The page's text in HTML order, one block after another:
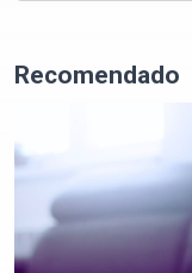
Recomendado